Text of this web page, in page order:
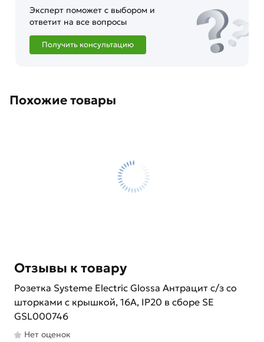
Эксперт поможет с выбором и
ответит на все вопросы
Получить консультацию
Похожие товары
Отзывы к товару
Розетка Systeme Electric Glossa Антрацит с/з со
шторками с крышкой, 16А, IP20 в сборе SE
GSL000746
Нет оценок